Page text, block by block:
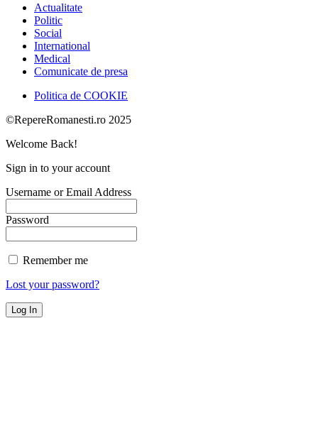
Actualitate
Politic
Social
International
Medical
Comunicate de presa
Politica de COOKIE
©RepereRomanesti.ro 2025
Welcome Back!
Sign in to your account
Username or Email Address
Password
Remember me
Lost your password?